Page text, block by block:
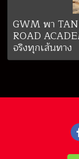
GWM พา
ROAD
จริงทุกเส้นทาง